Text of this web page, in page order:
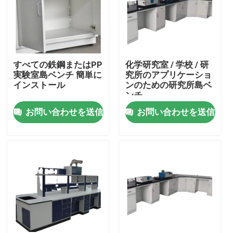
企業情報
接触
すべての鉄鋼またはPP
実験室島ベンチ 簡単に
インストール
お問い合わせを送信
化学研究室 / 学校 / 研
究所のアプリケーショ
ンのための研究所島ベ
ンチ
お問い合わせを送信